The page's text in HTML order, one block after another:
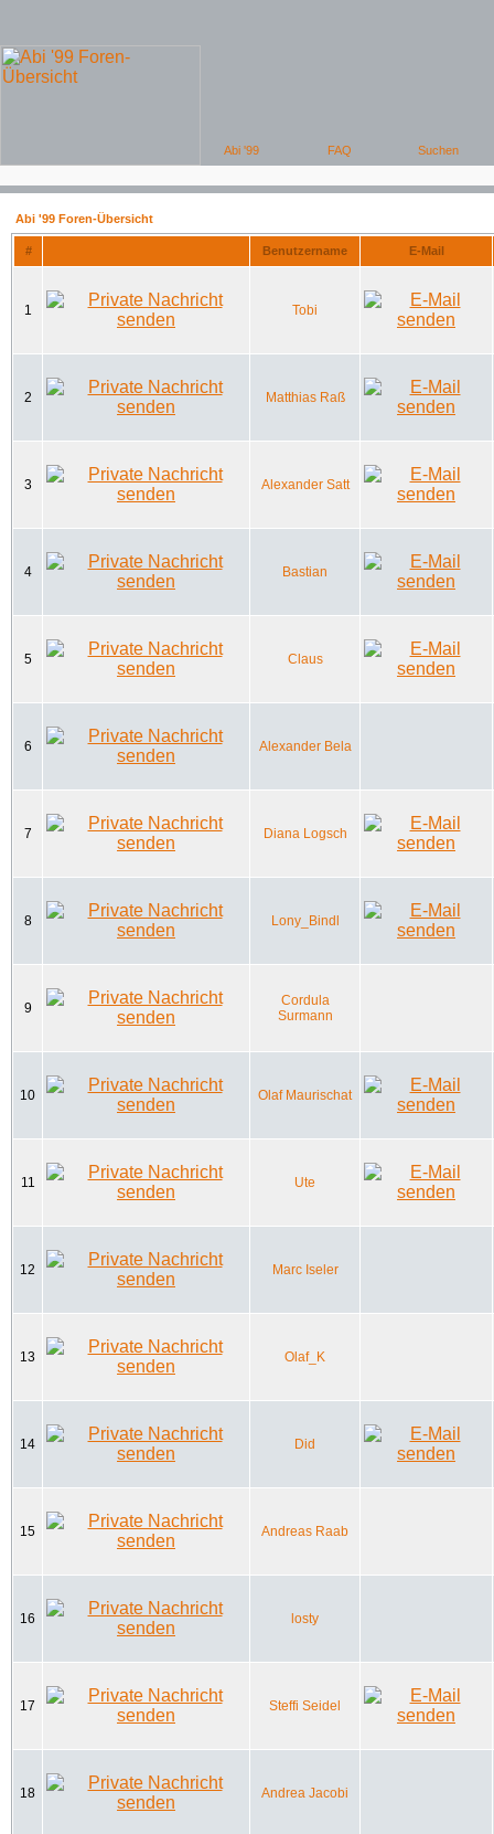
Abi '99 Foren-Übersicht
# Benutzername E-Mail
1 Tobi
2 Matthias Raß
3 Alexander Satt
4 Bastian
5 Claus
6 Alexander Bela
7 Diana Logsch
8 Lony_Bindl
9
Cordula
Surmann
10 Olaf Maurischat
11 Ute
12 Marc Iseler
13 Olaf_K
14 Did
15 Andreas Raab
16 losty
17 Steffi Seidel
18 Andrea Jacobi